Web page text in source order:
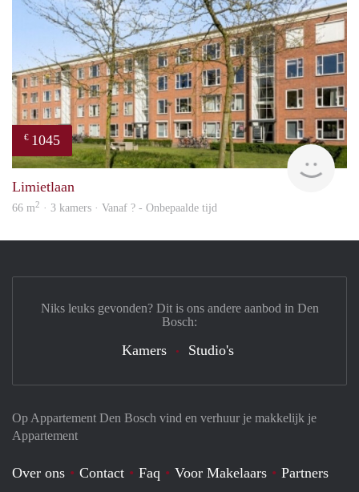
€ 1045
Limietlaan
66 m2 · 3 kamers · Vanaf ? - Onbepaalde tijd
Op Appartement Den Bosch vind en verhuur je makkelijk je
Appartement
Over ons Contact Faq Voor Makelaars Partners
Niks leuks gevonden? Dit is ons andere aanbod in Den
Bosch:
Kamers Studio's